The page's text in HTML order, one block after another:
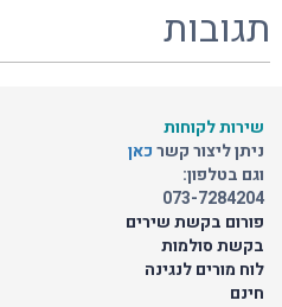
תגובות
שירות לקוחות
ניתן ליצור קשרכאן
וגם בטלפון:
073-7284204
פורום בקשת שירים
בקשת סולמות
לוח מורים לנגינה
חינם